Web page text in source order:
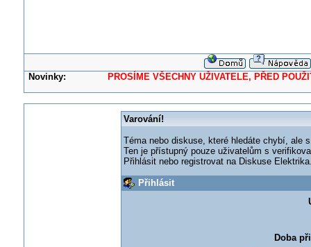
Novinky: PROSÍME VŠECHNY UŽIVATELE, PŘED
Varování!
Téma nebo diskuse, které hledáte chybí, ale
Ten je přístupný pouze uživatelům s
Přihlásit nebo registrovat na Diskuse
Přihlásit
Doba